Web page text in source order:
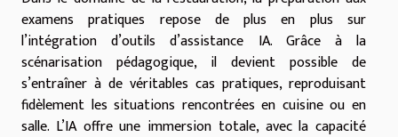
examens pratiques repose de plus en plus sur
l’intégration d’outils d’assistance IA. Grâce à la
scénarisation pédagogique, il devient possible de
s’entraîner à de véritables cas pratiques, reproduisant
fidèlement les situations rencontrées en cuisine ou en
salle. L’IA offre une immersion totale, avec la capacité